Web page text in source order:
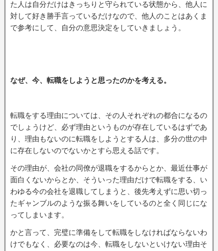
た人は自分だけはきっちりと守られている状態から、他人に
対して好き勝手言っているだけなので、他人のことはあくま
で参考にして、自分の意思決定をしていきましょう。
なぜ、今、転職をしようと思ったのかを考える。
転職をする理由については、その人それぞれの都合になるの
でしょうけど、必ず理由というものが存在しているはずであ
り、理由もないのに転職をしようとする人は、多分の世の中
に存在しないのでないかとすら思える話です。
その理由が、会社の同僚が退職をするからとか、最近仕事が
面白くないからとか、そういった理由だけで転職をする、い
わゆる今の会社を退職してしまうと、後先考えずに思い切っ
たギャンブルのような振る舞いをしているのと全く同じにな
ってしまいます。
かと言って、完璧に準備をして転職をしなければならないわ
けでもなく、必要なのは今、転職をしないといけない理由そ